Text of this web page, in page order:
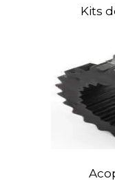
Kits